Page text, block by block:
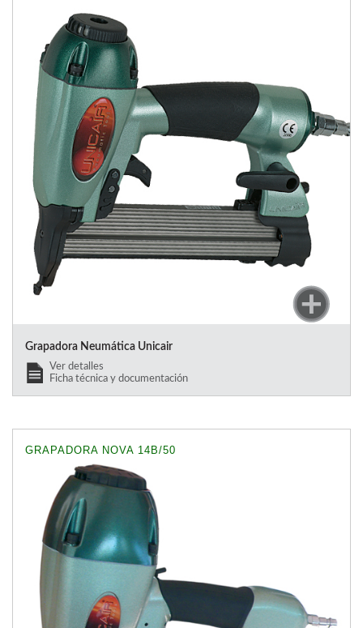
Grapadora Neumática Unicair
Ver detalles
Ficha técnica y documentación
GRAPADORA NOVA 14B/50